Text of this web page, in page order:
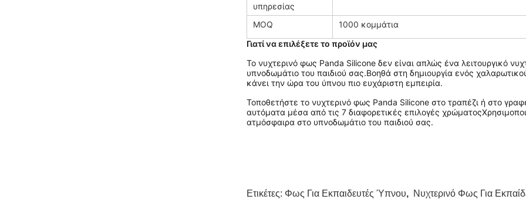
υπηρεσίας
MOQ
1000 κομμάτια
Γιατί να επιλέξετε το προϊόν μας
Το νυχτερινό φως Panda Silicone δεν είναι απλώς ένα λειτουργικό
υπνοδωμάτιο του παιδιού σας.Βοηθά στη δημιουργία ενός
κάνει την ώρα του ύπνου πιο ευχάριστη εμπειρία.
Τοποθετήστε το νυχτερινό φως Panda Silicone στο τραπέζι ή στο
αυτόματα μέσα από τις 7 διαφορετικές επιλογές
ατμόσφαιρα στο υπνοδωμάτιο του παιδιού σας.
Ετικέτες: Φως Για Εκπαιδευτές Ύπνου, Νυχτερινό Φως Για